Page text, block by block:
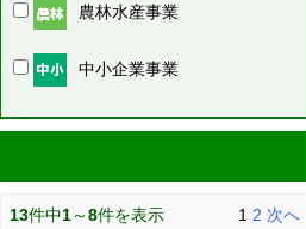
農林水産事業
中小企業事業
13件中1～8件を表示 1 2 次へ